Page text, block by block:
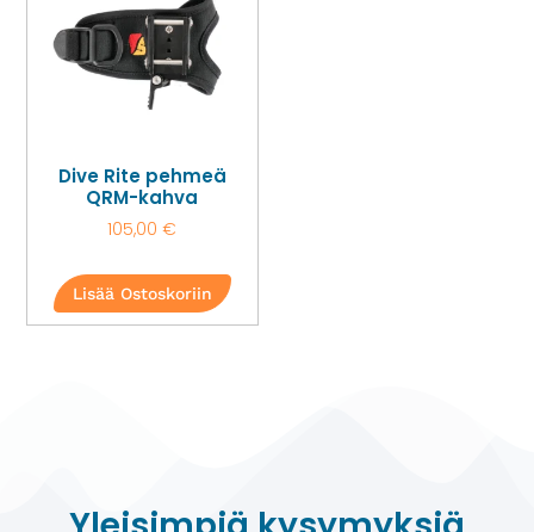
Dive Rite pehmeä
QRM-kahva
105,00€
Lisää Ostoskoriin